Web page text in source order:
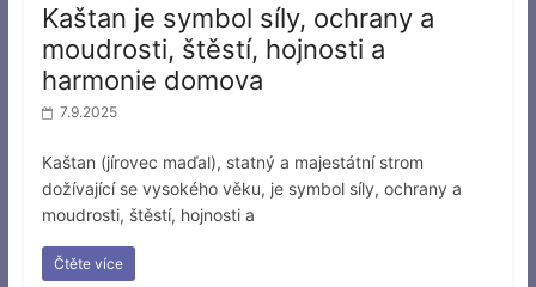
Kaštan je symbol síly, ochrany a
moudrosti, štěstí, hojnosti a
harmonie domova
7.9.2025
Kaštan (jírovec maďal), statný a majestátní strom
dožívající se vysokého věku, je symbol síly, ochrany a
moudrosti, štěstí, hojnosti a
Čtěte více